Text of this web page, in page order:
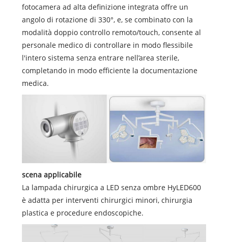
fotocamera ad alta definizione integrata offre un
angolo di rotazione di 330°, e, se combinato con la
modalità doppio controllo remoto/touch, consente al
personale medico di controllare in modo flessibile
l'intero sistema senza entrare nell’area sterile,
completando in modo efficiente la documentazione
medica.
scena applicabile
La lampada chirurgica a LED senza ombre HyLED600
è adatta per interventi chirurgici minori, chirurgia
plastica e procedure endoscopiche.